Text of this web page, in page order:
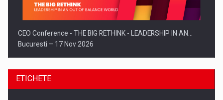
CEO Conference - THE BIG RETHINK - LEADERSHIP IN AN…
Bucuresti – 17 Nov 2026
ETICHETE